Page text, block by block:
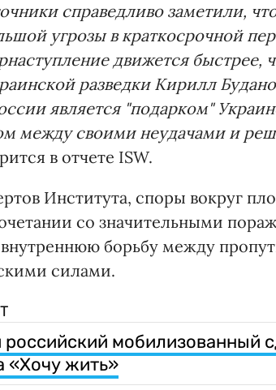
справедливо заметили,
угрозы в краткосрочной
движется
разведки Кирилл
является "подарком"
между своими неудачами и
в отчете ISW.
Института, споры вокруг
со значительными
борьбу между
силами.
мобилизованный
«Хочу жить»